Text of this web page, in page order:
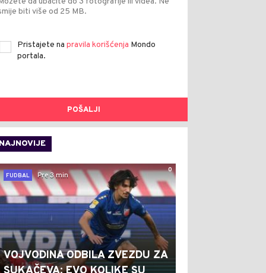
biti više od 25 MB.
Pristajete na pravila korišćenja Mondo
portala.
POŠALJI
NAJNOVIJE
0
FUDBAL
Pre 3 min
VOJVODINA ODBILA ZVEZDU ZA